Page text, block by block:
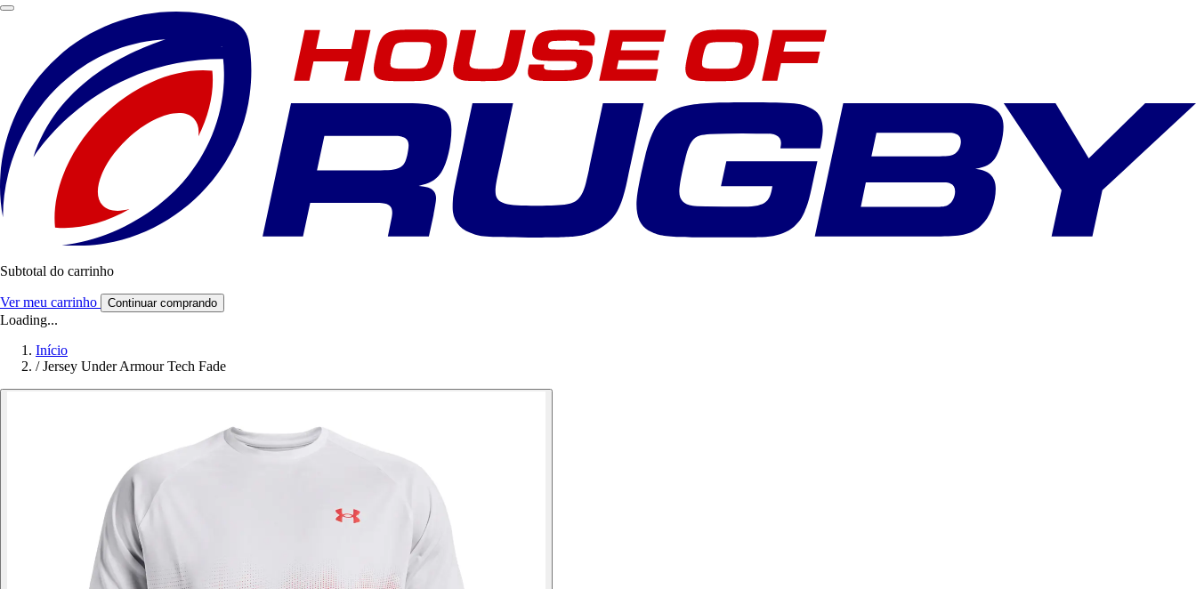
Subtotal do carrinho
Ver meu carrinho Continuar comprando
Loading...
Início
/ Jersey Under Armour Tech Fade